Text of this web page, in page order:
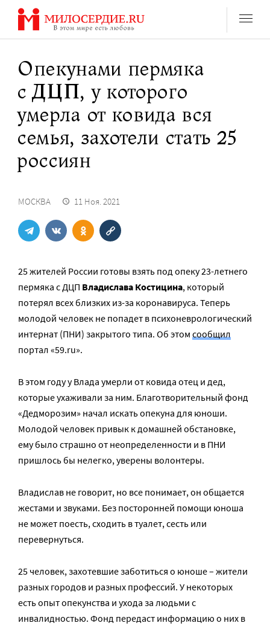
Перейти
содержанию
Опекунами пермяка
с ДЦП, у которого
умерла от ковида вся
семья, захотели стать 25
россиян
МОСКВА 11 Ноя. 2021
25 жителей России готовы взять под опеку 23-летнего
пермяка с ДЦП Владислава Костицина, который
потерял всех близких из-за коронавируса. Теперь
молодой человек не попадет в психоневрологический
интернат (ПНИ) закрытого типа. Об этом сообщил
портал «59.ru».
В этом году у Влада умерли от ковида отец и дед,
которые ухаживали за ним. Благотворительный фонд
«Дедморозим» начал искать опекуна для юноши.
Молодой человек привык к домашней обстановке,
ему было страшно от неопределенности и в ПНИ
пришлось бы нелегко, уверены волонтеры.
Владислав не говорит, но все понимает, он общается
жестами и звуками. Без посторонней помощи юноша
не может поесть, сходить в туалет, сесть или
перевернуться.
25 человек, захотевшие заботиться о юноше – жители
разных городов и разных профессий. У некоторых
есть опыт опекунства и ухода за людьми с
инвалидностью. Фонд передаст информацию о них в